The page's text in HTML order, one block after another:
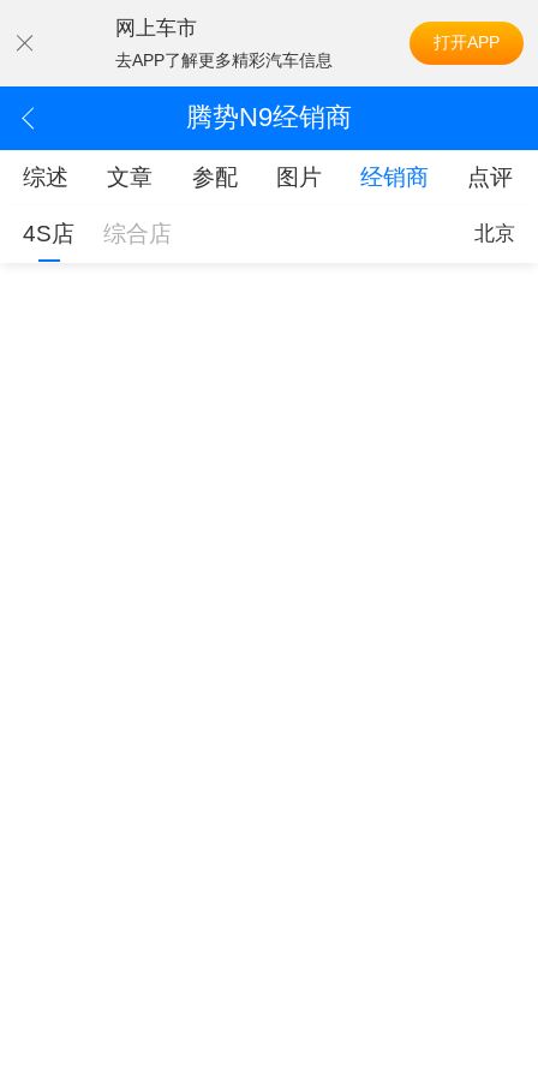
网上车市
去APP了解更多精彩汽车信息
打开APP
腾势N9经销商
综述 文章 参配 图片 经销商 点评
4S店 综合店 北京